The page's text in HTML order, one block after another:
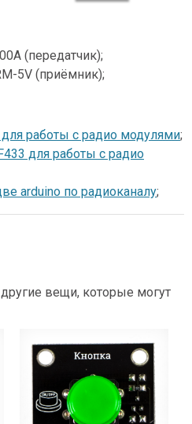
(передатчик);
5V (приёмник);
работы с радио модулями;
для работы с радио
arduino по радиоканалу;
вещи, которые могут